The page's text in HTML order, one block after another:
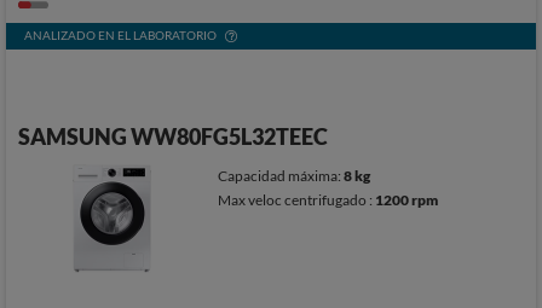
ANALIZADO EN EL LABORATORIO
SAMSUNG WW80FG5L32TEEC
Capacidad máxima:8 kg
Max veloc centrifugado : 1200 rpm